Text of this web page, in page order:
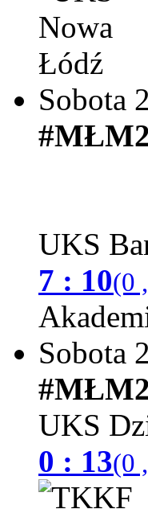
Sobota
UKS
7 : 10(0
Sobota
UKS
0 : 13(0